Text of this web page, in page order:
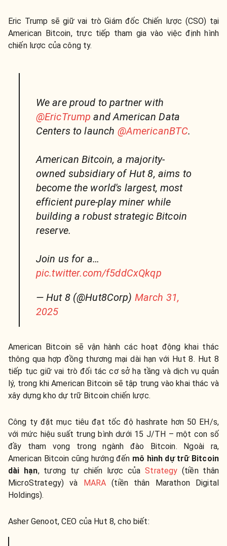
Eric Trump sẽ giữ vai trò Giám đốc Chiến lược (CSO) tại
American Bitcoin, trực tiếp tham gia vào việc định hình
chiến lược của công ty.
We are proud to partner with
@EricTrump and American Data
Centers to launch @AmericanBTC.
American Bitcoin, a majority-
owned subsidiary of Hut 8, aims to
become the world's largest, most
efficient pure-play miner while
building a robust strategic Bitcoin
reserve.
Join us for a…
pic.twitter.com/f5ddCxQkqp
— Hut 8 (@Hut8Corp) March 31,
2025
American Bitcoin sẽ vận hành các hoạt động khai thác
thông qua hợp đồng thương mại dài hạn với Hut 8. Hut 8
tiếp tục giữ vai trò đối tác cơ sở hạ tầng và dịch vụ quản
lý, trong khi American Bitcoin sẽ tập trung vào khai thác và
xây dựng kho dự trữ Bitcoin chiến lược.
Công ty đặt mục tiêu đạt tốc độ hashrate hơn 50 EH/s,
với mức hiệu suất trung bình dưới 15 J/TH – một con số
đầy tham vọng trong ngành đào Bitcoin. Ngoài ra,
American Bitcoin cũng hướng đến mô hình dự trữ Bitcoin
dài hạn, tương tự chiến lược củaStrategy (tiền thân
MicroStrategy) và MARA (tiền thân Marathon Digital
Holdings).
Asher Genoot, CEO của Hut 8, cho biết: